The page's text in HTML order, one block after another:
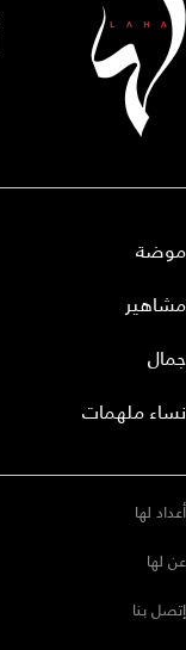
موضة
مشاهير
جمال
نساء ملهمات
أعداد لها
عن لها
إتصل بنا